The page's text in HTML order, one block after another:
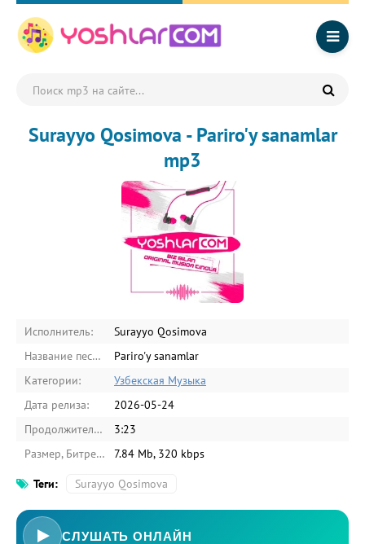
Surayyo Qosimova - Pariro'y sanamlar
mp3
Исполнитель:
Surayyo Qosimova
Название песни:
Pariro'y sanamlar
Категории:
Узбекская Музыка
Дата релиза:
2026-05-24
Продолжительность:
3:23
Размер, Битрейт:
7.84 Mb, 320 kbps
Теги: Surayyo Qosimova
СЛУШАТЬ ОНЛАЙН